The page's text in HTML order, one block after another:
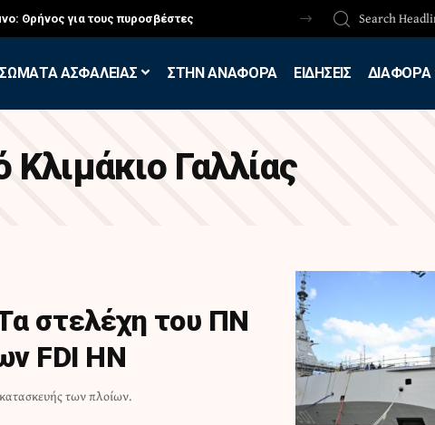
Θρήνος για τους πυροσβέστες
ΣΩΜΑΤΑ ΑΣΦΑΛΕΙΑΣ ΣΤΗΝ ΑΝΑΦΟΡΑ ΕΙΔΗΣΕΙΣ ΔΙΑΦΟΡΑ
Κλιμάκιο Γαλλίας
στελέχη του ΠΝ
FDI HN
των πλοίων.